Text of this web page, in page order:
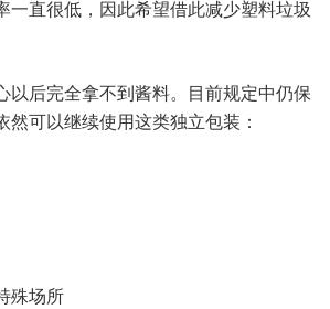
一直很低，因此希望借此减少塑料垃圾
以后完全拿不到酱料。目前规定中仍保
然可以继续使用这类独立包装：
殊场所